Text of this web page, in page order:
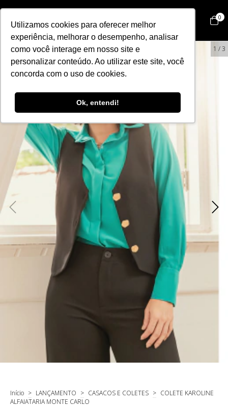
Utilizamos cookies para oferecer melhor
experiência, melhorar o desempenho, analisar
como você interage em nosso site e
personalizar conteúdo. Ao utilizar este site, você
concorda com o uso de cookies.
Ok, entendi!
0
1 /3
Início > LANÇAMENTO > CASACOS E COLETES > COLETE KAROLINE
ALFAIATARIA MONTE CARLO